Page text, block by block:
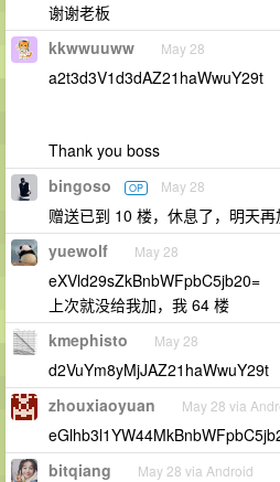
谢谢老板
kkwwuuww May 28
a2t3d3V1d3dAZ21haWwuY29t
Thank you boss
bingoso OP May 28
赠送已到 10 楼，休息了，明天再
yuewolf May 28
eXVld29sZkBnbWFpbC5jb20=
上次就没给我加，我 64 楼
kmephisto May 28
d2VuYm8yMjJAZ21haWwuY29t
zhouxiaoyuan May 28 via
bitqiang May 28 via Android